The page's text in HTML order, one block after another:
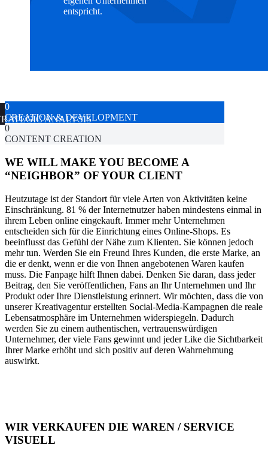
entspricht.
ANALYSIS
0
CREATION & DEVELOPMENT
0
CONTENT CREATION
WE WILL MAKE YOU BECOME A
“NEIGHBOR” OF YOUR CLIENT
Heutzutage ist der Standort für viele Arten von Aktivitäten keine
Einschränkung. 81 % der Internetnutzer haben mindestens einmal in
ihrem Leben online eingekauft. Immer mehr Unternehmen
entscheiden sich für die Einrichtung eines Online-Shops. Es
beeinflusst das Gefühl der Nähe zum Klienten. Sie können jedoch
mehr tun. Werden Sie ein Freund Ihres Kunden, die erste Marke, an
die er denkt, wenn er die von Ihnen angebotenen Waren kaufen
muss. Die Fanpage hilft Ihnen dabei. Denken Sie daran, dass jeder
Beitrag, den Sie veröffentlichen, Fans an Ihr Unternehmen und Ihr
Produkt oder Ihre Dienstleistung erinnert. Wir möchten, dass die von
unserer Kreativagentur erstellten Social-Media-Kampagnen die reale
Lebensatmosphäre im Unternehmen widerspiegeln. Dadurch
werden Sie zu einem authentischen, vertrauenswürdigen
Unternehmer, der viele Fans gewinnt und jeder Like die Sichtbarkeit
Ihrer Marke erhöht und sich positiv auf deren Wahrnehmung
auswirkt.
WIR VERKAUFEN DIE WAREN / SERVICE
VISUELL